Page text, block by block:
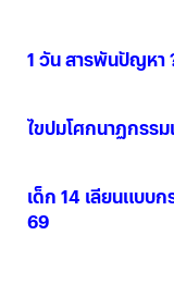
1 วัน สารพันปัญหา
ไขปมโศกนาฏกรร
เด็ก 14 เลียนแบบ
69